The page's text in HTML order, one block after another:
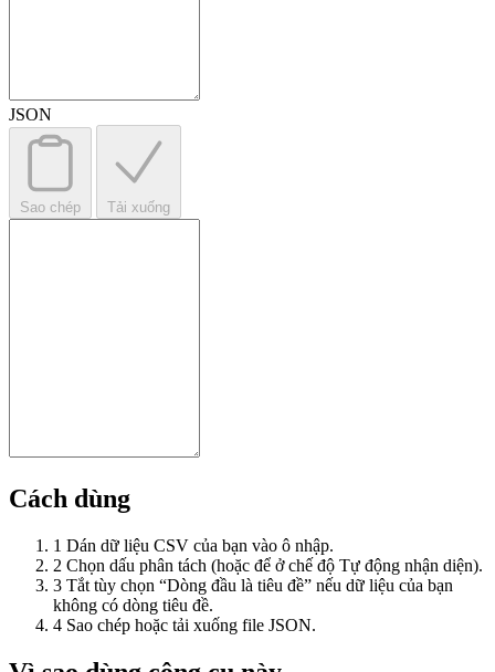
JSON
Sao chép Tải xuống
Cách dùng
1 Dán dữ liệu CSV của bạn vào ô nhập.
2 Chọn dấu phân tách (hoặc để ở chế độ Tự động nhận diện).
3 Tắt tùy chọn “Dòng đầu là tiêu đề” nếu dữ liệu của bạn
không có dòng tiêu đề.
4 Sao chép hoặc tải xuống file JSON.